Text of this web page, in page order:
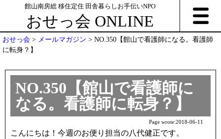
館山南房総 移住定住 田舎暮らしお手伝いNPO
おせっ会 ONLINE
おせっ会 > メールマガジン > NO.350【館山で看護師になる。看護師
に転身？】
NO.350【館山で看護師に
なる。看護師に転身？】
Page wrote:2018-06-11
こんにちは！今週のお便り担当の八代健正です。